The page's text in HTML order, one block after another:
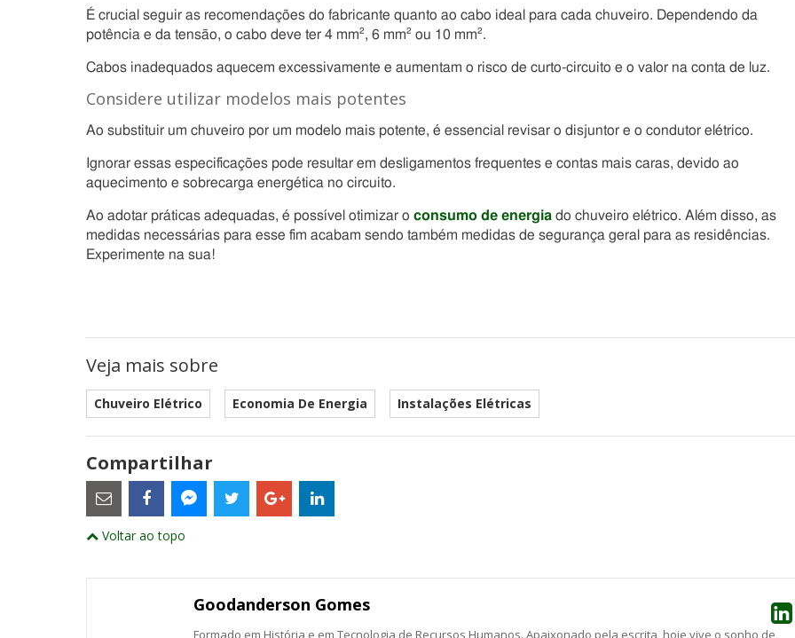
É crucial seguir as recomendações do fabricante quanto ao cabo ideal para cada chuveiro. Dependendo da
potência e da tensão, o cabo deve ter 4 mm², 6 mm² ou 10 mm².
Cabos inadequados aquecem excessivamente e aumentam o risco de curto-circuito e o valor na conta de luz.
Considere utilizar modelos mais potentes
Ao substituir um chuveiro por um modelo mais potente, é essencial revisar o disjuntor e o condutor elétrico.
Ignorar essas especificações pode resultar em desligamentos frequentes e contas mais caras, devido ao
aquecimento e sobrecarga energética no circuito.
Ao adotar práticas adequadas, é possível otimizar o consumo de energia do chuveiro elétrico. Além disso, as
medidas necessárias para esse fim acabam sendo também medidas de segurança geral para as residências.
Experimente na sua!
Veja mais sobre
Chuveiro Elétrico Economia De Energia Instalações Elétricas
Compartilhar
Estes
são
links
externos
abrirão
este este
Voltar ao topo
Goodanderson Gomes
Formado em História e em Tecnologia de Recursos Humanos. Apaixonado pela escrita, hoje vive o sonho de